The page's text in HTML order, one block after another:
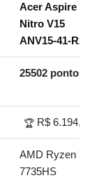
Acer Aspire
Nitro V15
ANV15-41-
25502 pontos
🏆 R$
AMD Ryzen 7
7735HS